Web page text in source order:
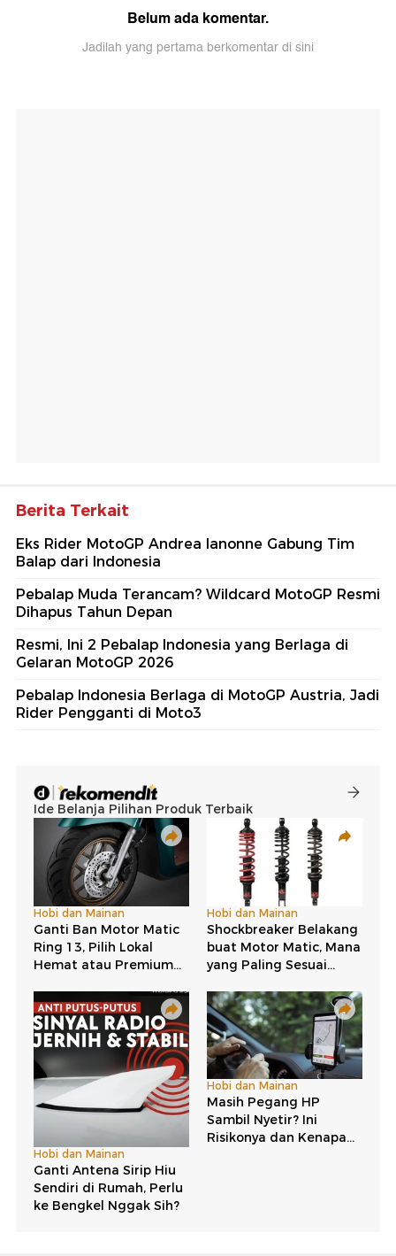
Belum ada komentar.
Jadilah yang pertama berkomentar di sini
Berita Terkait
Eks Rider MotoGP Andrea Ianonne Gabung Tim
Balap dari Indonesia
Pebalap Muda Terancam? Wildcard MotoGP Resmi
Dihapus Tahun Depan
Resmi, Ini 2 Pebalap Indonesia yang Berlaga di
Gelaran MotoGP 2026
Pebalap Indonesia Berlaga di MotoGP Austria, Jadi
Rider Pengganti di Moto3